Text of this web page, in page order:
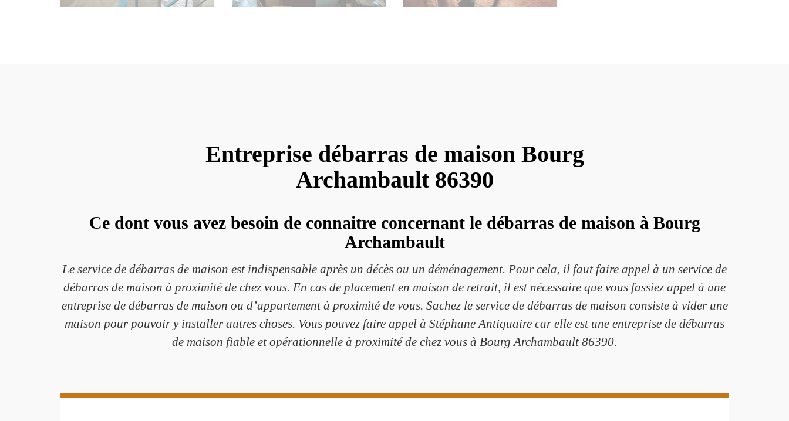
Entreprise débarras de maison Bourg
Archambault 86390
Ce dont vous avez besoin de connaitre concernant le débarras de maison à Bourg
Archambault
Le service de débarras de maison est indispensable après un décès ou un déménagement. Pour cela, il faut faire appel à un service de
débarras de maison à proximité de chez vous. En cas de placement en maison de retrait, il est nécessaire que vous fassiez appel à une
entreprise de débarras de maison ou d’appartement à proximité de vous. Sachez le service de débarras de maison consiste à vider une
maison pour pouvoir y installer autres choses. Vous pouvez faire appel à Stéphane Antiquaire car elle est une entreprise de débarras
de maison fiable et opérationnelle à proximité de chez vous à Bourg Archambault 86390.